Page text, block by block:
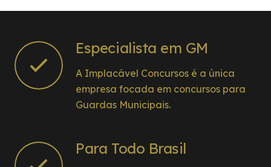
Especialista em GM
A Implacável Concursos é a única
empresa focada em concursos para
Guardas Municipais.
Para Todo Brasil